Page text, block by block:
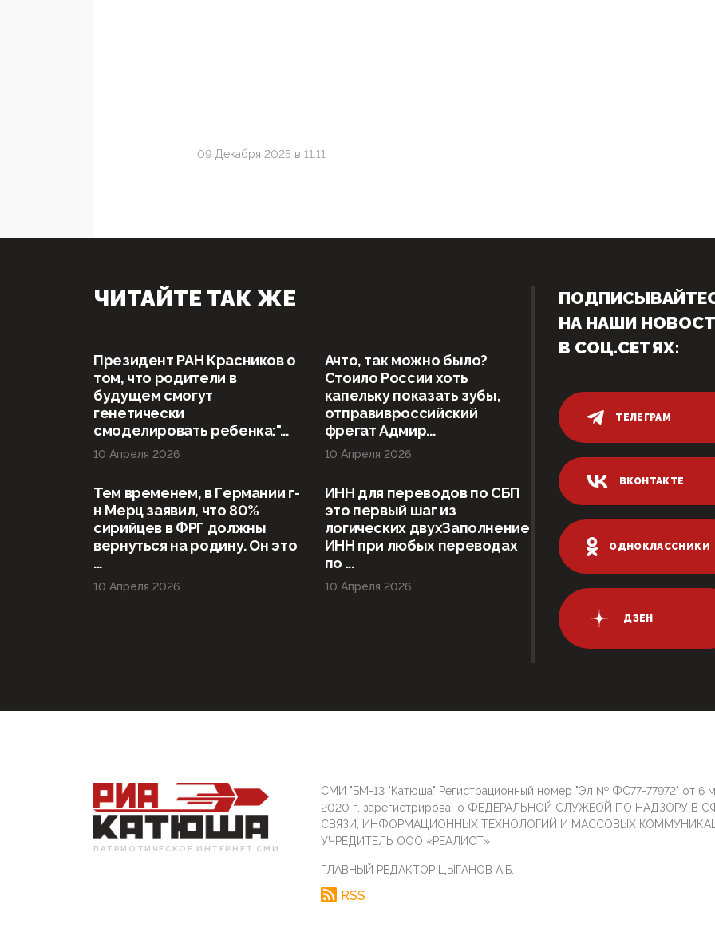
09 Декабря 2025 в 11:11
ЧИТАЙТЕ ТАК ЖЕ
Президент РАН Красников о
том, что родители в
будущем смогут
генетически
смоделировать ребенка:"...
10 Апреля 2026
Ачто, так можно было?
Стоило России хоть
капельку показать зубы,
отправивроссийский
фрегат Адмир...
10 Апреля 2026
Тем временем, в Германии г-
н Мерц заявил, что 80%
сирийцев в ФРГ должны
вернуться на родину. Он это
...
10 Апреля 2026
ИНН для переводов по СБП
это первый шаг из
логических двухЗаполнение
ИНН при любых переводах
по ...
10 Апреля 2026
НА НАШИ
В СОЦ.СЕТЯХ:
ТЕЛЕГРАМ
ВКОНТАКТЕ
ОДНОКЛАССНИКИ
ДЗЕН
ПАТРИОТИЧЕСКОЕ ИНТЕРНЕТ СМИ
СМИ "БМ-13 "Катюша" Регистрационный номер "Эл № ФС77-77972" от 6
2020 г. зарегистрировано ФЕДЕРАЛЬНОЙ СЛУЖБОЙ ПО НАДЗОРУ В
СВЯЗИ, ИНФОРМАЦИОННЫХ ТЕХНОЛОГИЙ И МАССОВЫХ
УЧРЕДИТЕЛЬ ООО «РЕАЛИСТ»
ГЛАВНЫЙ РЕДАКТОР ЦЫГАНОВ А.Б.
RSS